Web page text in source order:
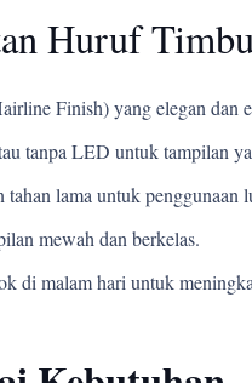
Huruf
Finish) yang elegan dan
tanpa LED untuk tampilan
tahan lama untuk penggunaan
mewah dan berkelas.
di malam hari untuk